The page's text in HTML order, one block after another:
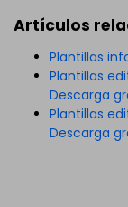
Artículos
Plantillas
Plantillas
Descarga
Plantillas
Descarga